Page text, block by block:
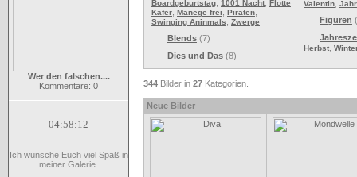
Wer den falschen....
Kommentare: 0
04:58:12
Ich wünsche Euch viel Spaß in
meiner Galerie.
Boardgeburtstag 1001 Nacht Flotte
Käfer Manege frei Piraten
Swinging Aninmals Zwerge
Blends (7)
Dies und Das (8)
Valentin
Figuren
Herbst
344 Bilder in 27 Kategorien.
Neue Bilder